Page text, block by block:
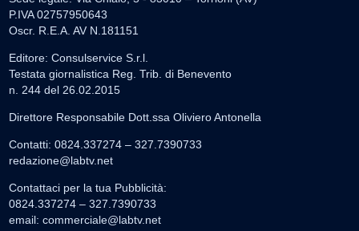
P.IVA 02757950643
Oscr. R.E.A. AV N.181151
Editore: Consulservice S.r.l.
Testata giornalistica Reg. Trib. di Benevento
n. 244 del 26.02.2015
Direttore Responsabile Dott.ssa Oliviero Antonella
Contatti: 0824.337274 – 327.7390733
redazione@labtv.net
Contattaci per la tua Pubblicità:
0824.337274 – 327.7390733
email: commerciale@labtv.net